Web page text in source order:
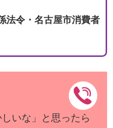
法令・名古屋市消費者
しいな」と思ったら